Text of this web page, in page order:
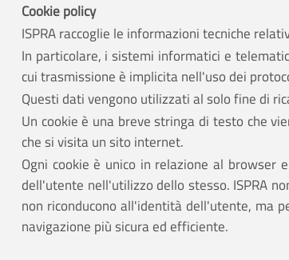
Cookie policy
ISPRA raccoglie le informazioni tecniche
In particolare, i sistemi informatici e
cui trasmissione è implicita nell'uso dei
Questi dati vengono utilizzati al solo fine di
Un cookie è una breve stringa di testo che
che si visita un sito internet.
Ogni cookie è unico in relazione al
dell'utente nell'utilizzo dello stesso. ISPRA
non riconducono all'identità dell'utente, ma
navigazione più sicura ed efficiente.